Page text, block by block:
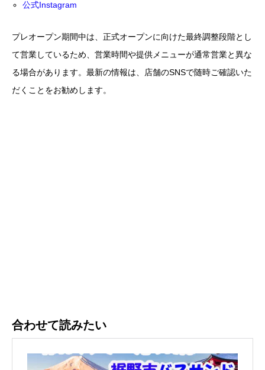
公式Instagram
プレオープン期間中は、正式オープンに向けた最終調整段階とし
て営業しているため、営業時間や提供メニューが通常営業と異な
る場合があります。最新の情報は、店舗のSNSで随時ご確認いた
だくことをお勧めします。
合わせて読みたい